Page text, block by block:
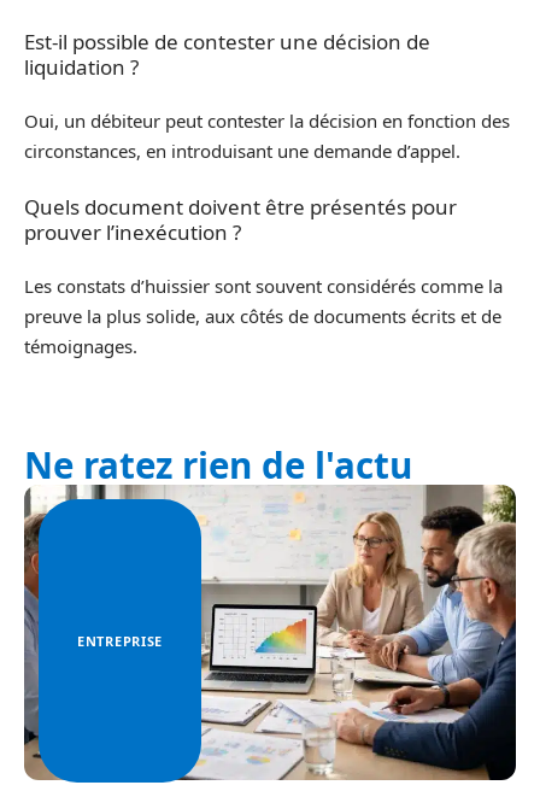
Est-il possible de contester une décision de
liquidation ?
Oui, un débiteur peut contester la décision en fonction des
circonstances, en introduisant une demande d’appel.
Quels document doivent être présentés pour
prouver l’inexécution ?
Les constats d’huissier sont souvent considérés comme la
preuve la plus solide, aux côtés de documents écrits et de
témoignages.
Ne ratez rien de l'actu
ENTREPRISE